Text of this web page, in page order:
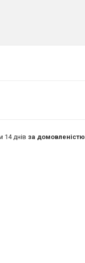
14 днів за домовленістю